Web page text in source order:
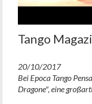
Tango
20/10/2017
Bei Epoca Tango
Dragone", eine